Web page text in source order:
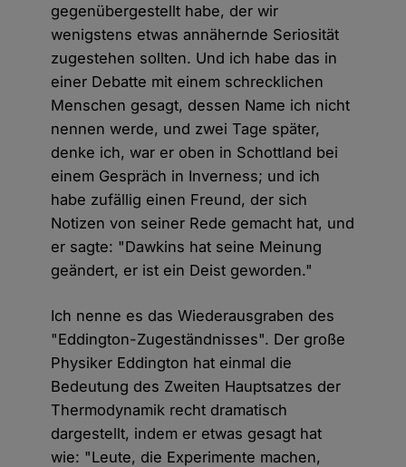
gegenübergestellt habe, der wir
wenigstens etwas annähernde Seriosität
zugestehen sollten. Und ich habe das in
einer Debatte mit einem schrecklichen
Menschen gesagt, dessen Name ich nicht
nennen werde, und zwei Tage später,
denke ich, war er oben in Schottland bei
einem Gespräch in Inverness; und ich
habe zufällig einen Freund, der sich
Notizen von seiner Rede gemacht hat, und
er sagte: "Dawkins hat seine Meinung
geändert, er ist ein Deist geworden."
Ich nenne es das Wiederausgraben des
"Eddington-Zugeständnisses". Der große
Physiker Eddington hat einmal die
Bedeutung des Zweiten Hauptsatzes der
Thermodynamik recht dramatisch
dargestellt, indem er etwas gesagt hat
wie: "Leute, die Experimente machen,